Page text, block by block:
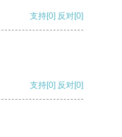
支持[0] 反对[0]
支持[0] 反对[0]